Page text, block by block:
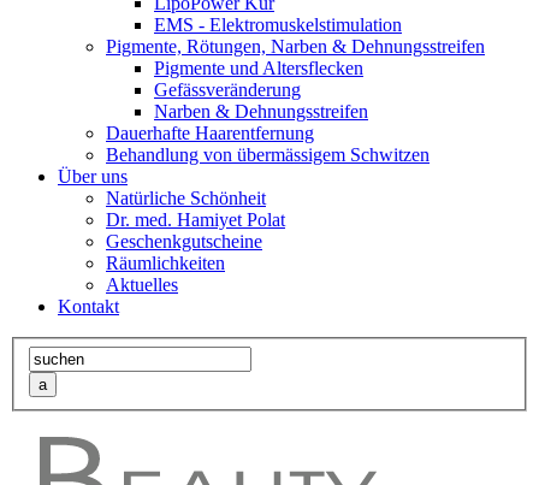
EMS - Elektromuskelstimulation
Pigmente, Rötungen, Narben & Dehnungsstreifen
Pigmente und Altersflecken
Gefässveränderung
Narben & Dehnungsstreifen
Dauerhafte Haarentfernung
Behandlung von übermässigem Schwitzen
Über uns
Natürliche Schönheit
Dr. med. Hamiyet Polat
Geschenkgutscheine
Räumlichkeiten
Aktuelles
Kontakt